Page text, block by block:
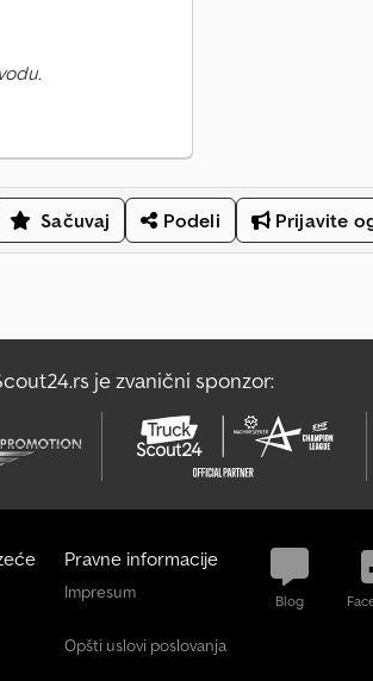
Sačuvaj Podeli Prijavite
je zvanični sponzor:
Pravne informacije
Impresum
Opšti uslovi poslovanja
Blog